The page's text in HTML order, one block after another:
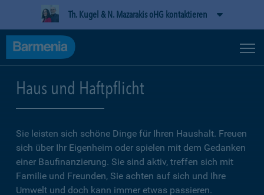
Th. Kugel & N. Mazarakis oHG kontaktieren
Haus und Haftpflicht
Sie leisten sich schöne Dinge für Ihren Haushalt. Freuen
sich über Ihr Eigenheim oder spielen mit dem Gedanken
einer Baufinanzierung. Sie sind aktiv, treffen sich mit
Familie und Freunden, Sie achten auf sich und Ihre
Umwelt und doch kann immer etwas passieren.